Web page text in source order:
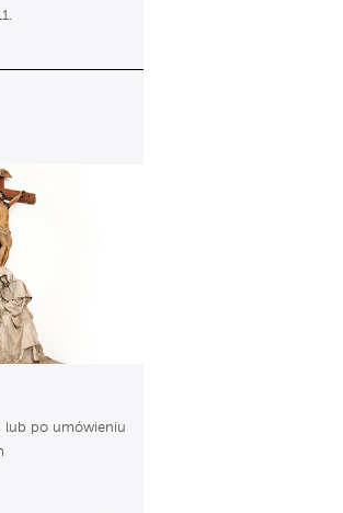
lub po umówieniu